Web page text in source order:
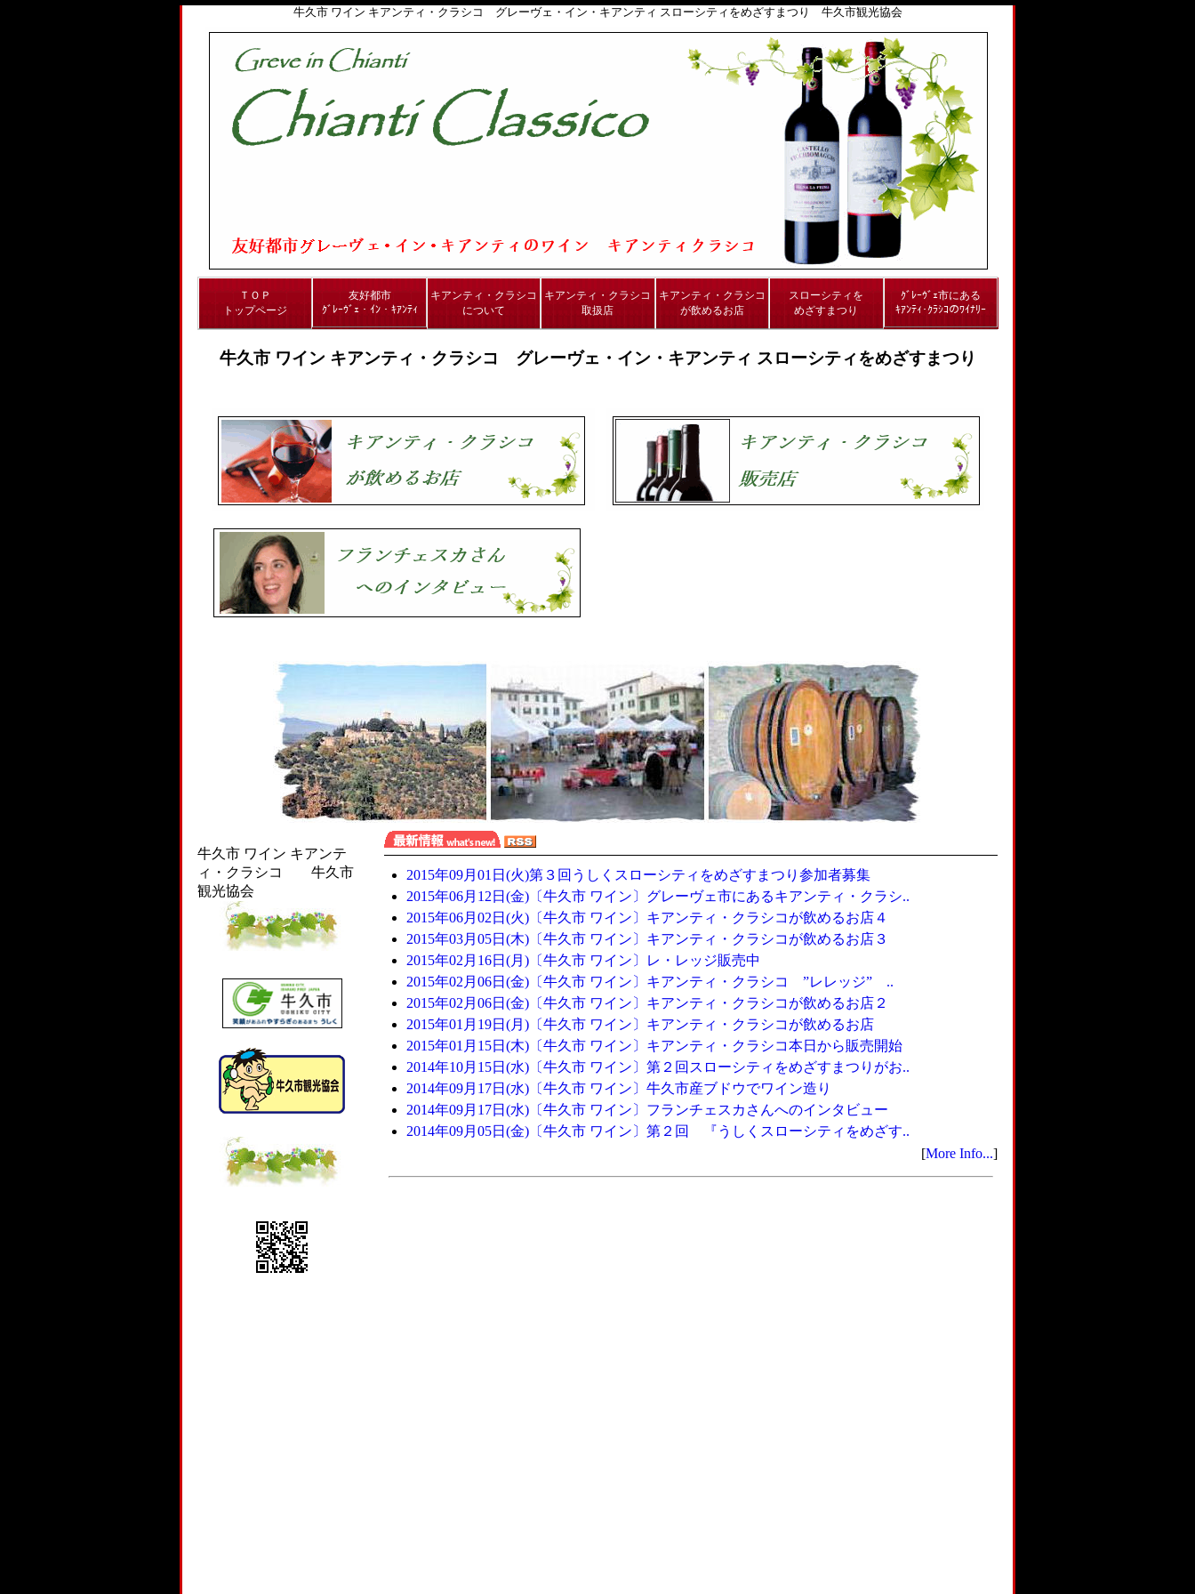
牛久市 ワイン キアンティ・クラシコ グレーヴェ・イン・キアンティ スローシティをめざすまつり 牛久市観光協会
ＴＯＰ
トップページ
友好都市
ｸﾞﾚｰｳﾞｪ・ｲﾝ・ｷｱﾝﾃｨ
キアンティ・クラシコ
について
キアンティ・クラシコ
取扱店
キアンティ・クラシコ
が飲めるお店
スローシティを
めざすまつり
ｸﾞﾚｰｳﾞｪ市にある
ｷｱﾝﾃｨ･ｸﾗｼｺのﾜｲﾅﾘｰ
牛久市 ワイン キアンティ・クラシコ グレーヴェ・イン・キアンティ スローシティをめざすまつり
牛久市 ワイン キアンテ
ィ・クラシコ 牛久市
観光協会
2015年09月01日(火)第３回うしくスローシティをめざすまつり参加者募集
2015年06月12日(金) 〔牛久市 ワイン〕グレーヴェ市にあるキアンティ・クラシ..
2015年06月02日(火) 〔牛久市 ワイン〕キアンティ・クラシコが飲めるお店４
2015年03月05日(木) 〔牛久市 ワイン〕キアンティ・クラシコが飲めるお店３
2015年02月16日(月) 〔牛久市 ワイン〕レ・レッジ販売中
2015年02月06日(金) 〔牛久市 ワイン〕キアンティ・クラシコ ”レレッジ” ..
2015年02月06日(金) 〔牛久市 ワイン〕キアンティ・クラシコが飲めるお店２
2015年01月19日(月) 〔牛久市 ワイン〕キアンティ・クラシコが飲めるお店
2015年01月15日(木) 〔牛久市 ワイン〕キアンティ・クラシコ本日から販売開始
2014年10月15日(水) 〔牛久市 ワイン〕第２回スローシティをめざすまつりがお..
2014年09月17日(水) 〔牛久市 ワイン〕牛久市産ブドウでワイン造り
2014年09月17日(水) 〔牛久市 ワイン〕フランチェスカさんへのインタビュー
2014年09月05日(金) 〔牛久市 ワイン〕第２回 『うしくスローシティをめざす..
[More Info...]